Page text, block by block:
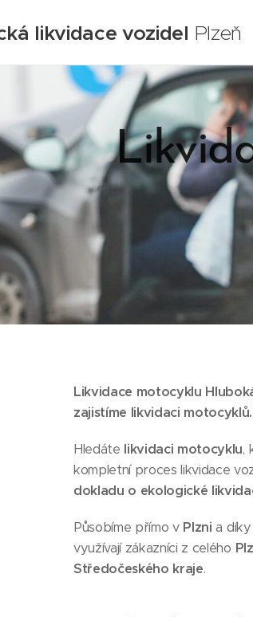
likvidace vozidel Plzeň
Likvidace motocyklu
zajistíme likvidaci motocyklů.
Hledáte likvidaci motocyklu,
kompletní proces likvidace
dokladu o ekologické
Působíme přímo v Plzni a
využívají zákazníci z celého
Středočeského kraje.